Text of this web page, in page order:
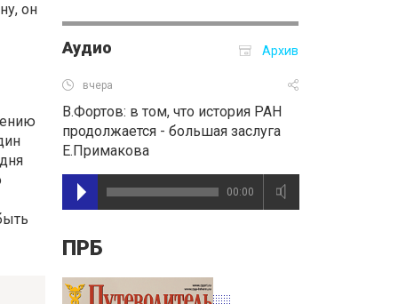
он
Аудио Архив
вчера
В.Фортов: в том, что история РАН
продолжается - большая заслуга
Е.Примакова
00:00
ПРБ